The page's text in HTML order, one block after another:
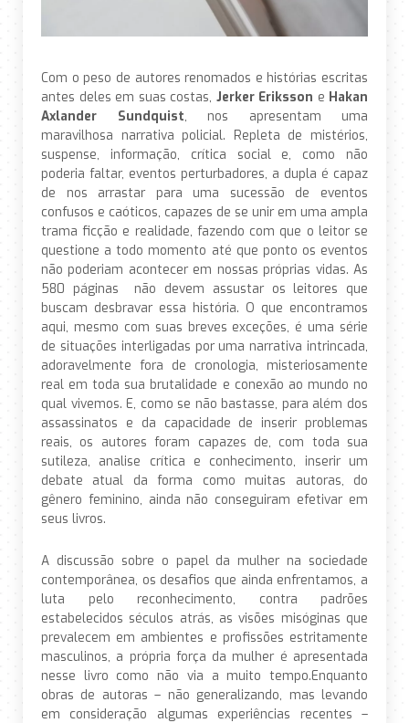
Com o peso de autores renomados e histórias escritas
antes deles em suas costas, Jerker Eriksson e Hakan
Axlander Sundquist , nos apresentam uma
maravilhosa narrativa policial. Repleta de mistérios,
suspense, informação, crítica social e, como não
poderia faltar, eventos perturbadores, a dupla é capaz
de nos arrastar para uma sucessão de eventos
confusos e caóticos, capazes de se unir em uma ampla
trama ficção e realidade, fazendo com que o leitor se
questione a todo momento até que ponto os eventos
não poderiam acontecer em nossas próprias vidas. As
580 páginas não devem assustar os leitores que
buscam desbravar essa história. O que encontramos
aqui, mesmo com suas breves exceções, é uma série
de situações interligadas por uma narrativa intrincada,
adoravelmente fora de cronologia, misteriosamente
real em toda sua brutalidade e conexão ao mundo no
qual vivemos. E, como se não bastasse, para além dos
assassinatos e da capacidade de inserir problemas
reais, os autores foram capazes de, com toda sua
sutileza, analise crítica e conhecimento, inserir um
debate atual da forma como muitas autoras, do
gênero feminino, ainda não conseguiram efetivar em
seus livros.
A discussão sobre o papel da mulher na sociedade
contemporânea, os desafios que ainda enfrentamos, a
luta pelo reconhecimento, contra padrões
estabelecidos séculos atrás, as visões misóginas que
prevalecem em ambientes e profissões estritamente
masculinos, a própria força da mulher é apresentada
nesse livro como não via a muito tempo.Enquanto
obras de autoras – não generalizando, mas levando
em consideração algumas experiências recentes –